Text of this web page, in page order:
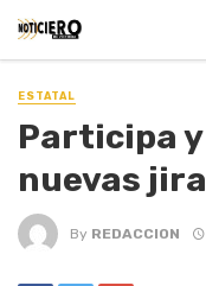
ESTATAL
Participa
nuevas
By REDACCION